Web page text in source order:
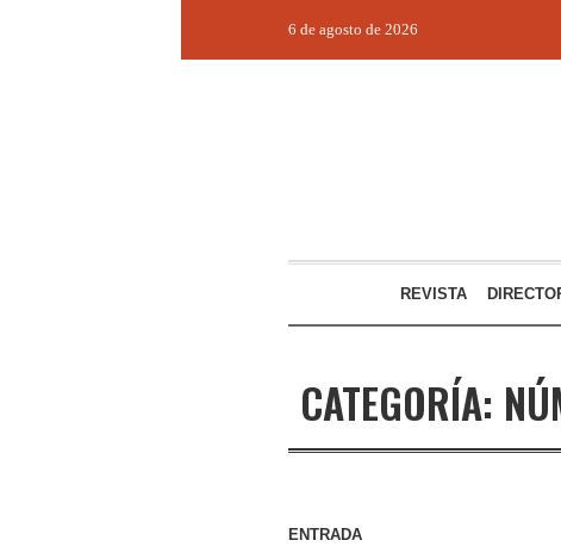
6 de agosto de 2026
REVISTA
CATEGORÍA:
ENTRADA